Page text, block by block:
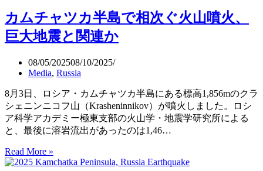
が
戦
争
常
識
を
覆
す。
プ
米
大
領、
国
連、
NATO、
気
候
の
カムチャツカ半島で相次ぐ火山噴火、
巨大地震と関連か
08/05/202508/10/2025
Media, Russia
8月3日、ロシア・カムチャツカ半島にある標高1,856mのクラ
シェニンニコフ山（Krasheninnikov）が噴火しました。ロシ
ア科学アカデミー極東支部の火山学・地震学研究所による
と、最後に溶岩流出があったのは1,46…
Read More »
ム